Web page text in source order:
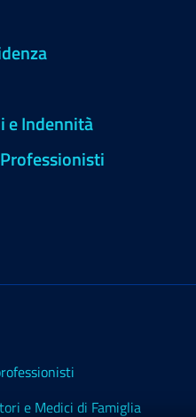
e Indennità
e Medici di Famiglia